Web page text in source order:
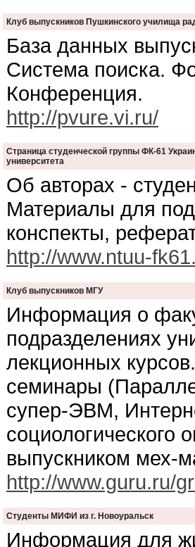
Клуб выпускников Пушкинского училища
База данных
Система поиска.
Конференция.
http://pvure.vi.ru/
Страница студенческой группы ФК-61
университета
Об авторах -
Материалы для
конспекты,
http://www.ntuu-
Клуб выпускников МГУ
Информация о
подразделениях
лекционных
семинары
супер-ЭВМ,
социологического
выпускником мех-
http://www.guru.ru/
Студенты МИФИ из г. Новоуральск
Информация для